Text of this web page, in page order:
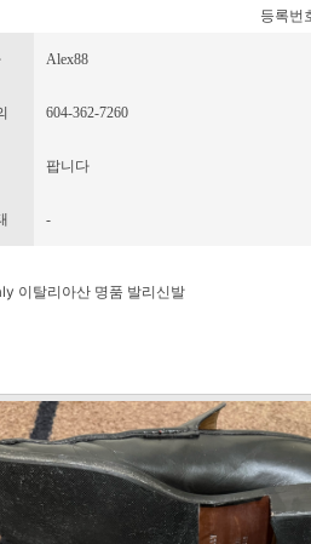
등록번
Alex88
604-362-7260
팝니다
-
이탈리아산 명품 발리신발